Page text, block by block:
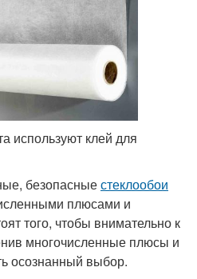
используют клей для
безопасныестеклообои
плюсами и
того, чтобы внимательно к
многочисленные плюсы и
осознанный выбор.